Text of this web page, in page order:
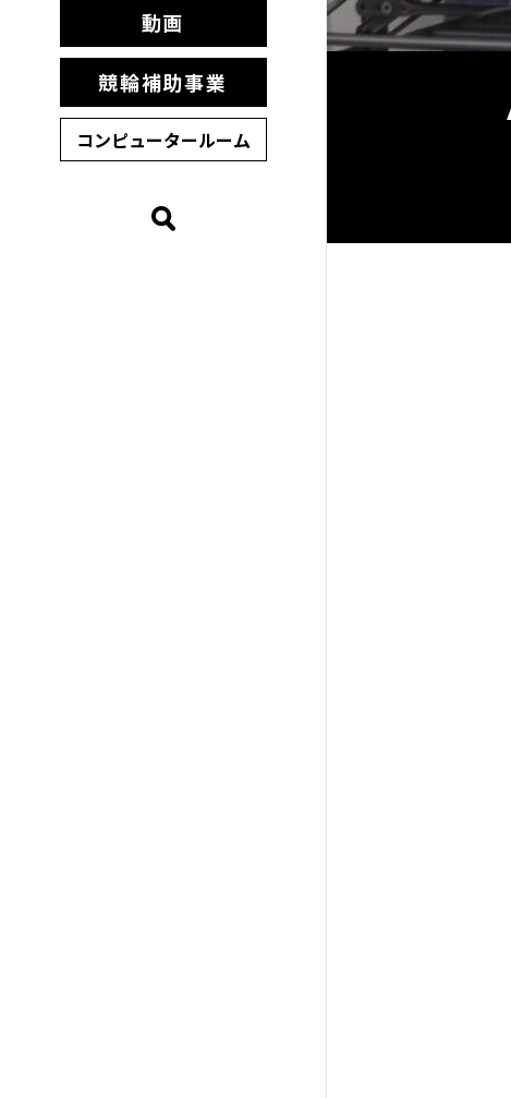
動画
競輪補助事業
コンピュータールーム